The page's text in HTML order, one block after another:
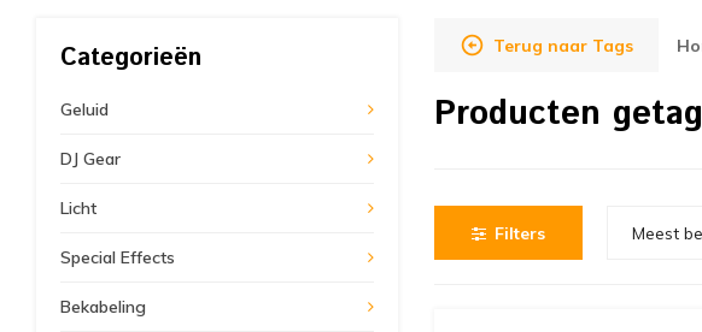
Categorieën
Geluid
DJ Gear
Licht
Special Effects
Bekabeling
Terug naar Tags
Producten
Filters Meest